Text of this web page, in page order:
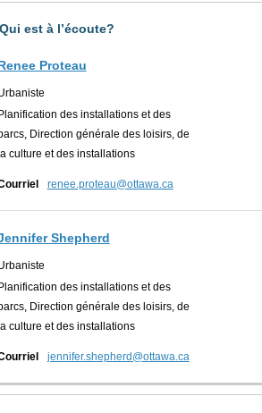
est à l’écoute?
Proteau
des installations et des
Direction générale des loisirs, de
culture et des installations
renee.proteau@ottawa.ca(Liens externes)
Shepherd
des installations et des
Direction générale des loisirs, de
culture et des installations
jennifer.shepherd@ottawa.ca(Liens externes)